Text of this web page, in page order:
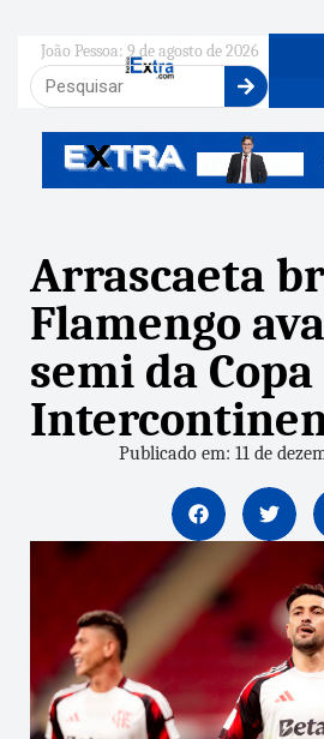
João Pessoa: 9 de agosto de 2026
Arrascaeta
Flamengo
semi da Copa
Publicado em: 11 de